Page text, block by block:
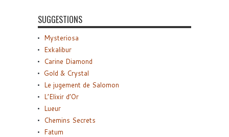
SUGGESTIONS
Mysteriosa
Exkalibur
Carine Diamond
Gold & Crystal
Le jugement de Salomon
L’Elixir d’Or
Lueur
Chemins Secrets
Fatum